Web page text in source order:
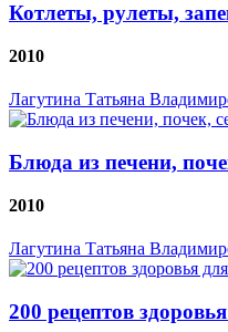
Котлеты, рулеты,
2010
Лагутина Татьяна
Блюда из печени,
2010
Лагутина Татьяна
200 рецептов